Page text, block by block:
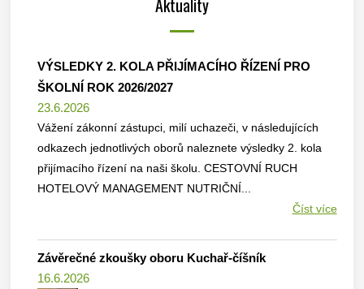
Aktuality
VÝSLEDKY 2. KOLA PŘIJÍMACÍHO ŘÍZENÍ PRO
ŠKOLNÍ ROK 2026/2027
23.6.2026
Vážení zákonní zástupci, milí uchazeči, v následujících
odkazech jednotlivých oborů naleznete výsledky 2. kola
přijímacího řízení na naši školu. CESTOVNÍ RUCH
HOTELOVÝ MANAGEMENT NUTRIČNÍ...
Číst více
Závěrečné zkoušky oboru Kuchař-číšník
16.6.2026